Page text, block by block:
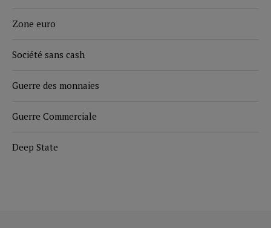
Zone euro
Société sans cash
Guerre des monnaies
Guerre Commerciale
Deep State